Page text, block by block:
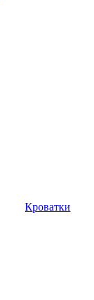
Кроватки